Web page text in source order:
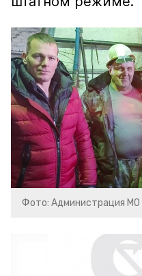
Фото: Администрация МО